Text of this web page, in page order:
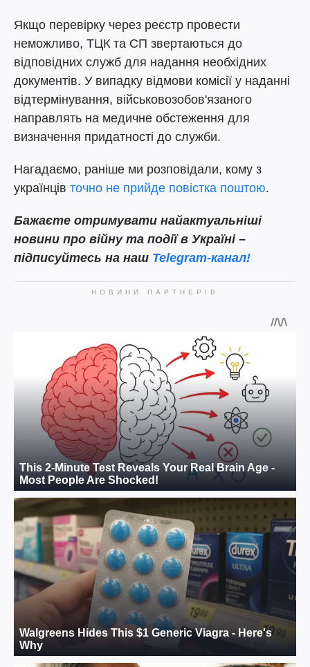
Якщо перевірку через реєстр провести
неможливо, ТЦК та СП звертаються до
відповідних служб для надання необхідних
документів. У випадку відмови комісії у наданні
відтермінування, військовозобов'язаного
направлять на медичне обстеження для
визначення придатності до служби.
Нагадаємо, раніше ми розповідали, кому з
українців точно не прийде повістка поштою.
Бажаєте отримувати найактуальніші
новини про війну та події в Україні –
підписуйтесь на наш Telegram-канал!